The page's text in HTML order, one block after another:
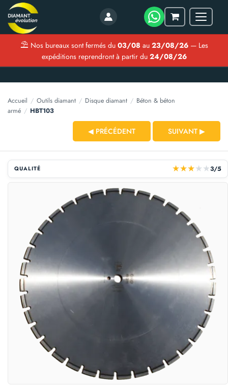
Mon
Menu
⛱ Nos bureaux sont fermés du 03/08 au 23/08/26— Les
expéditions reprendront à partir du 24/08/26
Accueil / Outils diamant / Disque diamant / Béton & béton
armé / HBT103
◀ PRÉCÉDENT SUIVANT ▶
QUALITÉ ★★★★ ★3/5